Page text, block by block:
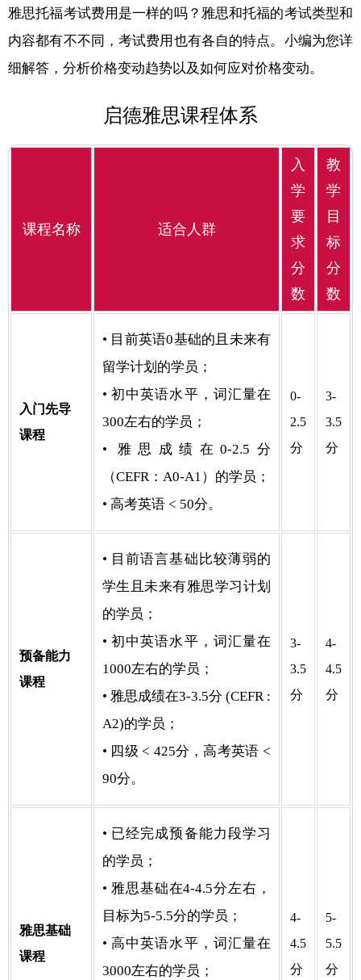
雅思托福考试费用是一样的吗？雅思和托福的考试类型和
内容都有不不同，考试费用也有各自的特点。小编为您详
细解答，分析价格变动趋势以及如何应对价格变动。
启德雅思课程体系
课程名称 适合人群
入
学
要
求
分
数
教
学
目
标
分
数
入门先导
课程
• 目前英语0基础的且未来有
留学计划的学员；
• 初中英语水平，词汇量在
300左右的学员；
• 雅思成绩在0-2.5分
（CEFR：A0-A1）的学员；
• 高考英语 < 50分。
0-
2.5
分
3-
3.5
分
预备能力
课程
• 目前语言基础比较薄弱的
学生且未来有雅思学习计划
的学员；
• 初中英语水平，词汇量在
1000左右的学员；
• 雅思成绩在3-3.5分 (CEFR :
A2)的学员；
• 四级 < 425分，高考英语 <
90分。
3-
3.5
分
4-
4.5
分
雅思基础
课程
• 已经完成预备能力段学习
的学员；
• 雅思基础在4-4.5分左右，
目标为5-5.5分的学员；
• 高中英语水平，词汇量在
3000左右的学员；
4-
4.5
分
5-
5.5
分